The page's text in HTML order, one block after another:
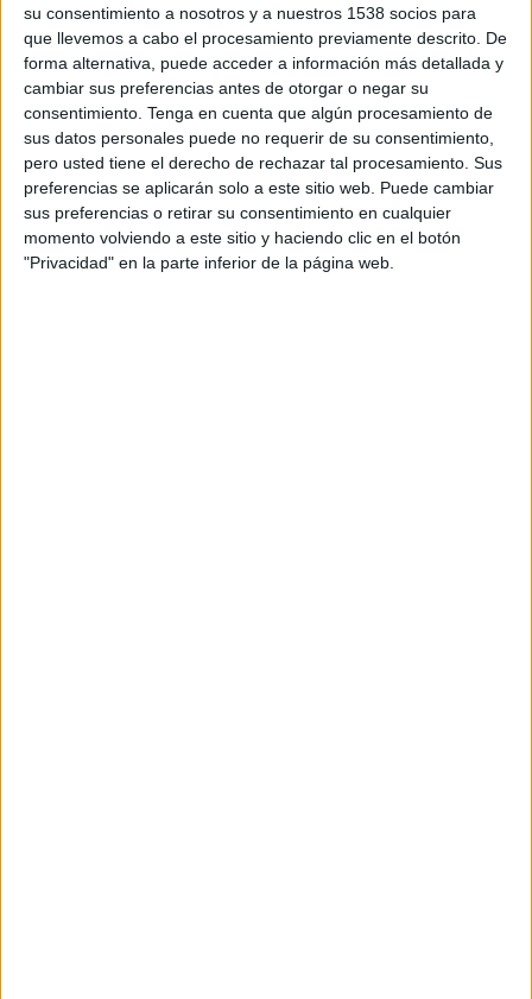
su consentimiento a nosotros y a nuestros 1538 socios para
que llevemos a cabo el procesamiento previamente descrito. De
forma alternativa, puede acceder a información más detallada y
cambiar sus preferencias antes de otorgar o negar su
consentimiento. Tenga en cuenta que algún procesamiento de
sus datos personales puede no requerir de su consentimiento,
pero usted tiene el derecho de rechazar tal procesamiento. Sus
preferencias se aplicarán solo a este sitio web. Puede cambiar
sus preferencias o retirar su consentimiento en cualquier
momento volviendo a este sitio y haciendo clic en el botón
"Privacidad" en la parte inferior de la página web.
Chacarita Juniors
Atlético Güemes
LPF Play